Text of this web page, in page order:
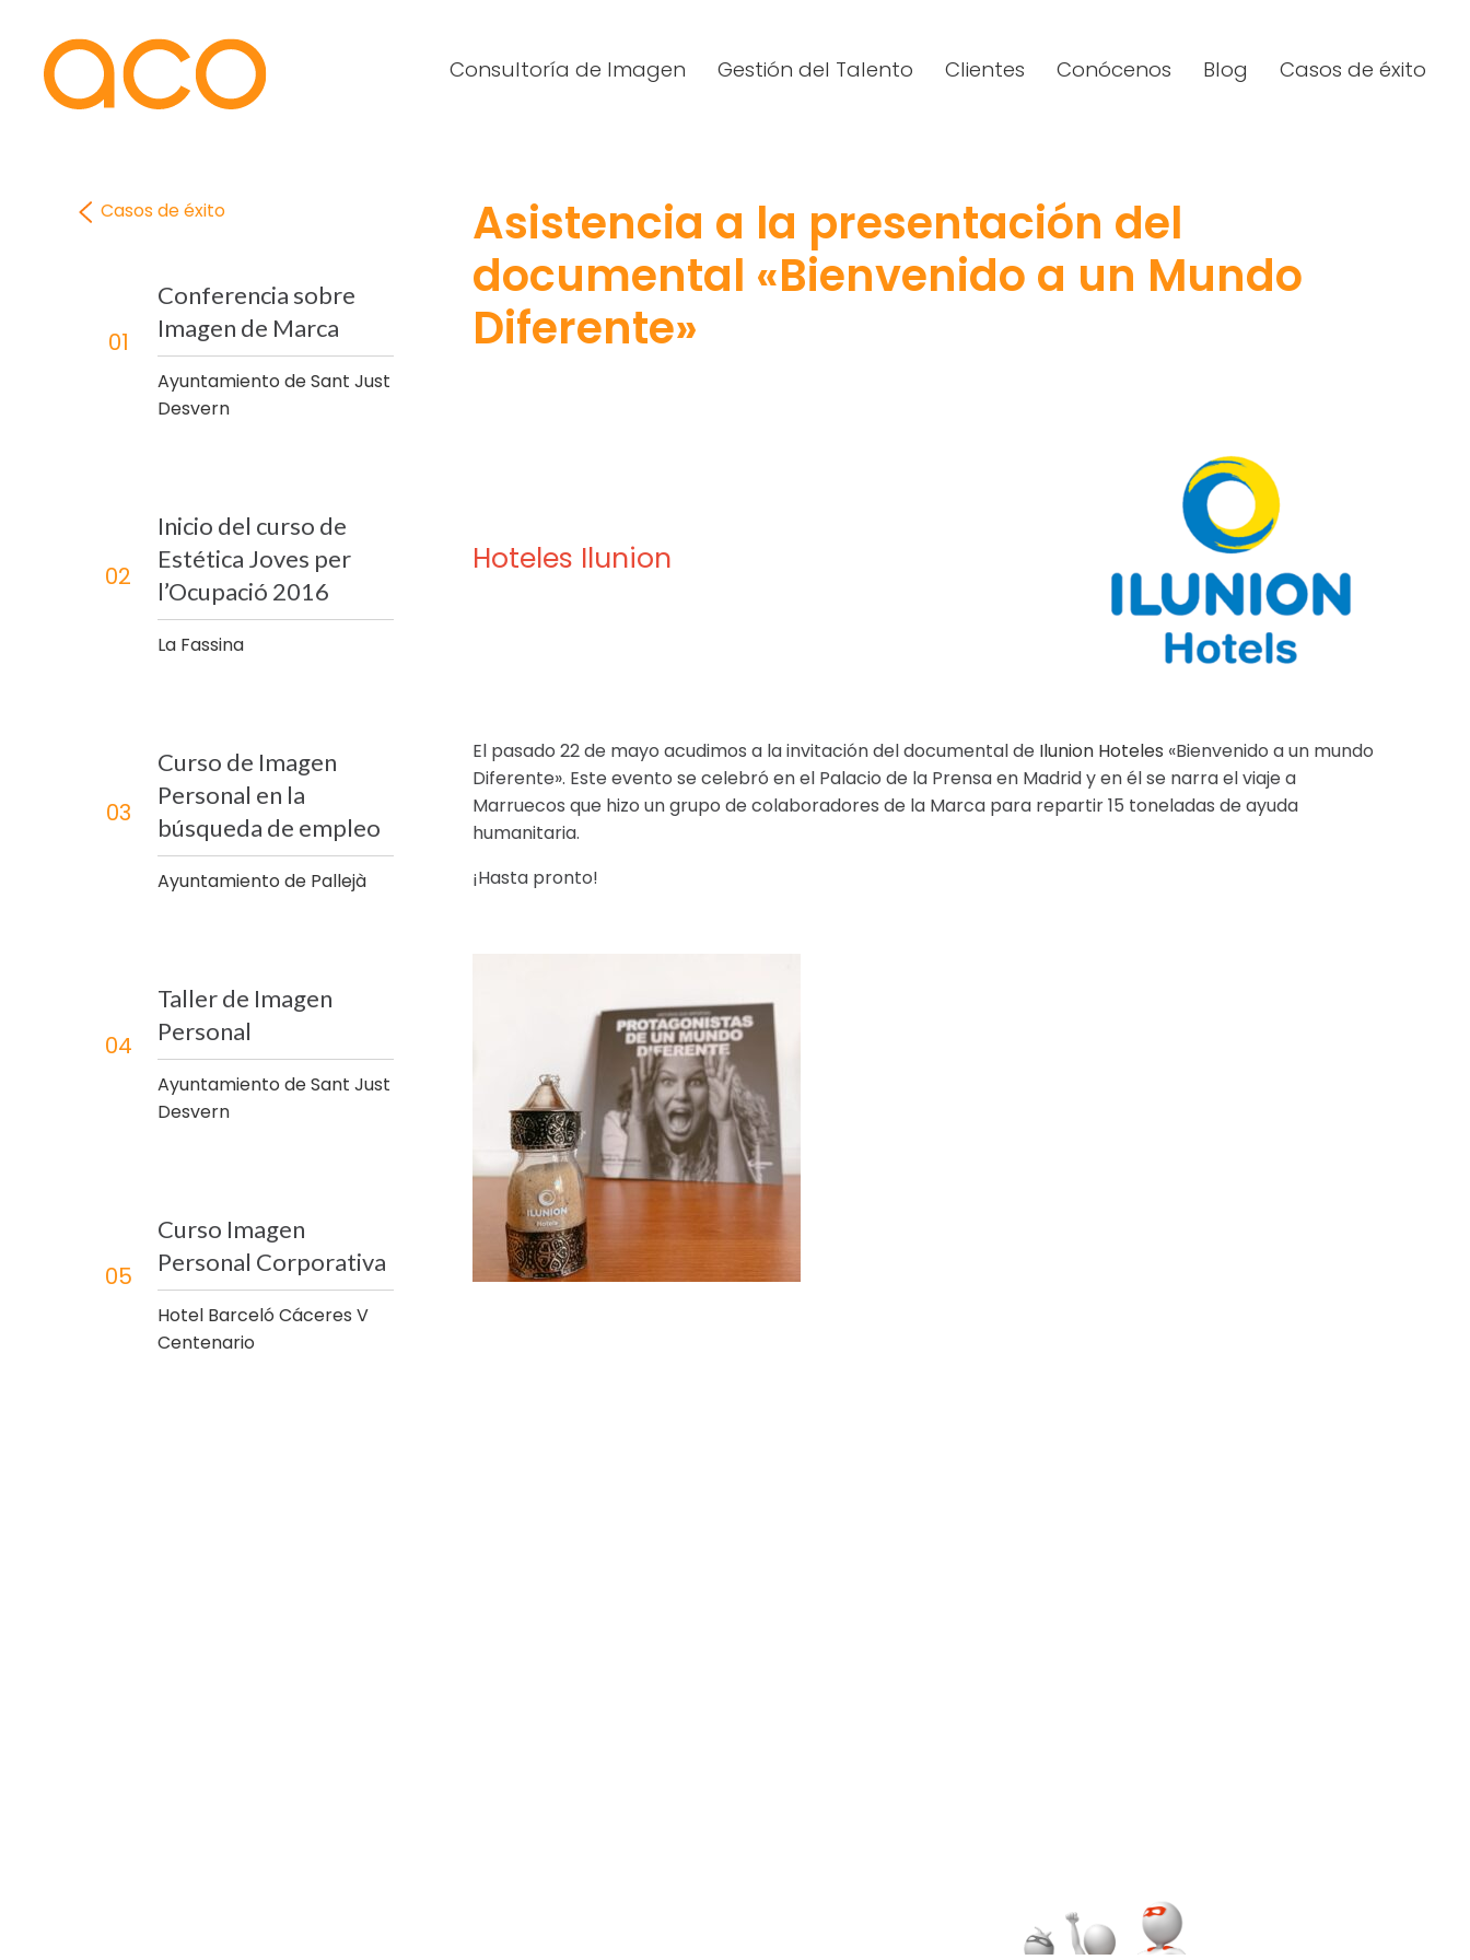
Consultoría de Imagen Gestión del Talento Clientes Conócenos Blog Casos de éxito
Casos de éxito
01
Conferencia sobre
Imagen de Marca
Ayuntamiento de Sant Just
Desvern
02
Inicio del curso de
Estética Joves per
l’Ocupació 2016
La Fassina
03
Curso de Imagen
Personal en la
búsqueda de empleo
Ayuntamiento de Pallejà
04
Taller de Imagen
Personal
Ayuntamiento de Sant Just
Desvern
05
Curso Imagen
Personal Corporativa
Hotel Barceló Cáceres V
Centenario
Asistencia a la presentación del
documental «Bienvenido a un Mundo
Diferente»
Hoteles Ilunion
El pasado 22 de mayo acudimos a la invitación del documental de Ilunion Hoteles «Bienvenido a un mundo
Diferente». Este evento se celebró en el Palacio de la Prensa en Madrid y en él se narra el viaje a
Marruecos que hizo un grupo de colaboradores de la Marca para repartir 15 toneladas de ayuda
humanitaria.
¡Hasta pronto!